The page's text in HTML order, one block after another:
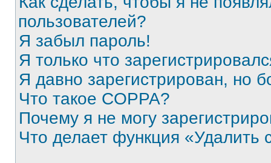
пользователей?
Я забыл пароль!
Я только что
Я давно зарегистрирован, но
Что такое COPPA?
Почему я не могу
Что делает функция «Удалить